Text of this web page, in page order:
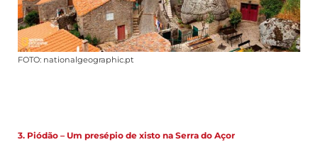
FOTO: nationalgeographic.pt
3. Piódão – Um presépio de xisto na Serra do Açor